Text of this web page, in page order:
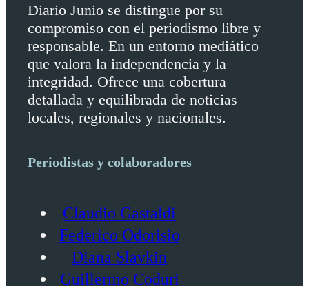
Diario Junio se distingue por su
compromiso con el periodismo libre y
responsable. En un entorno mediático
que valora la independencia y la
integridad. Ofrece una cobertura
detallada y equilibrada de noticias
locales, regionales y nacionales.
Periodistas y colaboradores
Claudio Gastaldi
Federico Odorisio
Diana Slavkin
Guillermo Coduri